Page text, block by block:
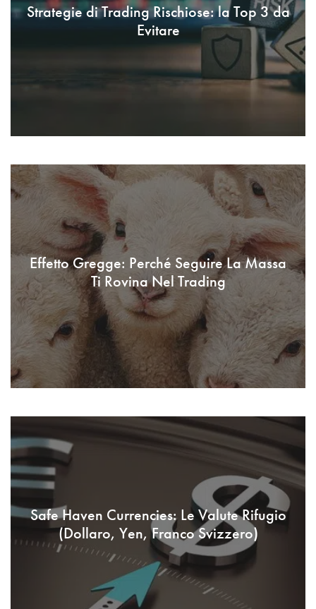
Strategie di Trading Rischiose: la Top 3 da
Evitare
Effetto Gregge: Perché Seguire La Massa
Ti Rovina Nel Trading
Safe Haven Currencies: Le Valute Rifugio
(Dollaro, Yen, Franco Svizzero)